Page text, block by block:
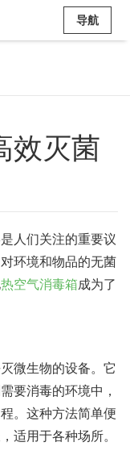
导航
效灭菌
人们关注的重要议
环境和物品的无菌
热空气消毒箱成为了
微生物的设备。它
要消毒的环境中，
。这种方法简单便
适用于各种场所。